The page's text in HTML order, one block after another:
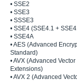
• SSE2
• SSE3
• SSSE3
• SSE4 (SSE4.1 +
• SSE4A
• AES (Advanced
Standard)
• AVX (Advanced Vector
Extensions)
• AVX 2 (Advanced